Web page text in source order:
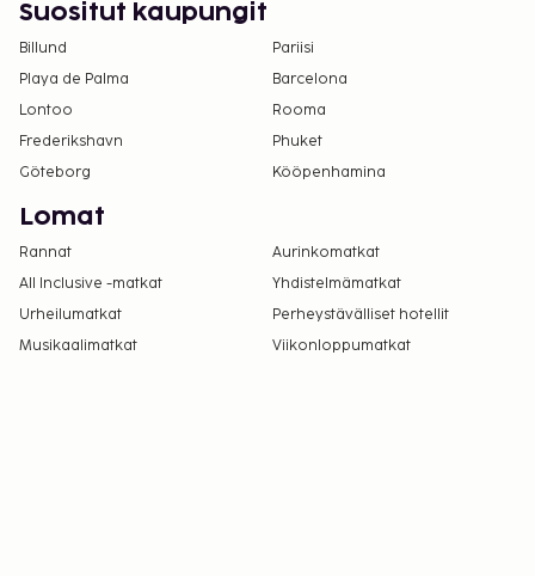
Suositut kaupungit
Billund
Pariisi
Playa de Palma
Barcelona
Lontoo
Rooma
Frederikshavn
Phuket
Göteborg
Kööpenhamina
Lomat
Rannat
Aurinkomatkat
All Inclusive -matkat
Yhdistelmämatkat
Urheilumatkat
Perheystävälliset hotellit
Musikaalimatkat
Viikonloppumatkat